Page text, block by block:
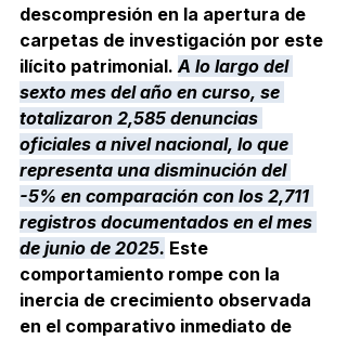
descompresión en la apertura de
carpetas de investigación por este
ilícito patrimonial. A lo largo del
sexto mes del año en curso, se
totalizaron 2,585 denuncias
oficiales a nivel nacional, lo que
representa una disminución del
-5% en comparación con los 2,711
registros documentados en el mes
de junio de 2025. Este
comportamiento rompe con la
inercia de crecimiento observada
en el comparativo inmediato de